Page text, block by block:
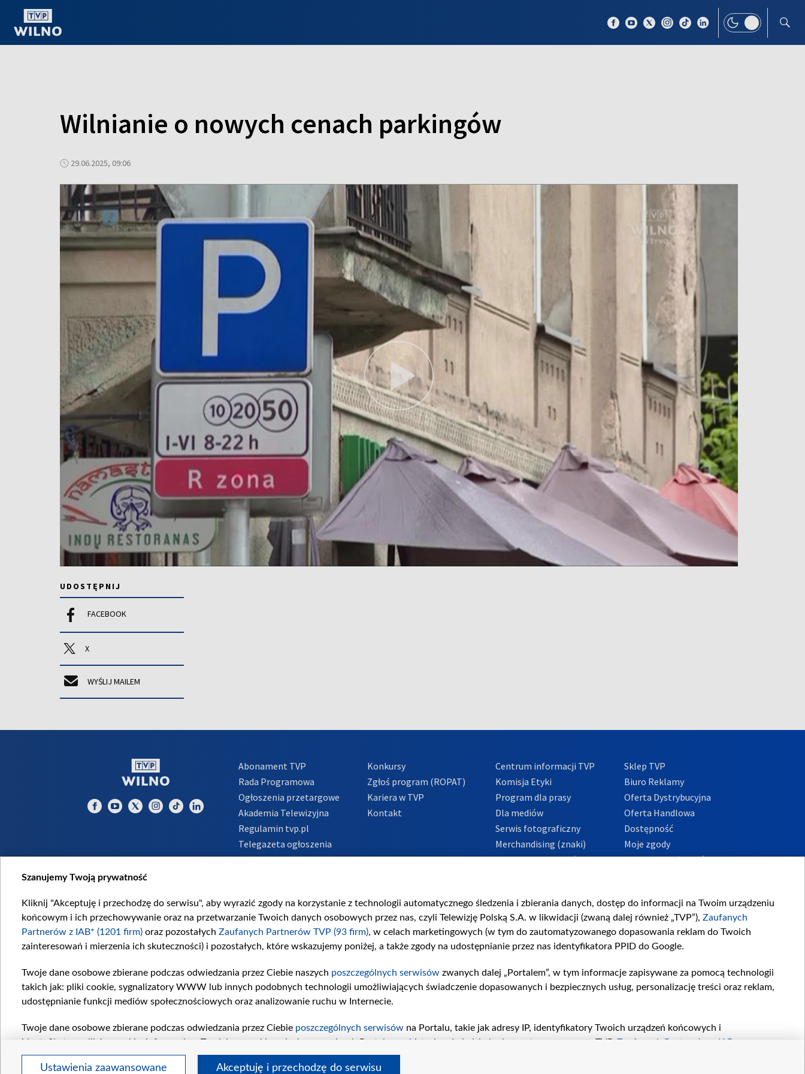
Wilnianie o nowych cenach parkingów
29.06.2025, 09:06
UDOSTĘPNIJ
FACEBOOK
X
WYŚLIJ MAILEM
Abonament TVP
Rada Programowa
Ogłoszenia przetargowe
Akademia Telewizyjna
Regulamin tvp.pl
Telegazeta ogłoszenia
Informacje o nadawcy
Konkursy
Zgłoś program (ROPAT)
Kariera w TVP
Kontakt
Centrum informacji TVP
Komisja Etyki
Program dla prasy
Dla mediów
Serwis fotograficzny
Merchandising (znaki)
Polityka Prywatności
Sklep TVP
Biuro Reklamy
Oferta Dystrybucyjna
Oferta Handlowa
Dostępność
Moje zgody
Procedura zgłoszeń
Szanujemy Twoją prywatność
Kliknij "Akceptuję i przechodzę do serwisu", aby wyrazić zgody na korzystanie z technologii automatycznego śledzenia i zbierania danych, dostęp do informacji na Twoim urządzeniu
końcowym i ich przechowywanie oraz na przetwarzanie Twoich danych osobowych przez nas, czyli Telewizję Polską S.A. w likwidacji (zwaną dalej również „TVP”), Zaufanych
Partnerów z IAB* (1201 firm) oraz pozostałych Zaufanych Partnerów TVP (93 firm), w celach marketingowych (w tym do zautomatyzowanego dopasowania reklam do Twoich
zainteresowań i mierzenia ich skuteczności) i pozostałych, które wskazujemy poniżej, a także zgody na udostępnianie przez nas identyfikatora PPID do Google.
Twoje dane osobowe zbierane podczas odwiedzania przez Ciebie naszych poszczególnych serwisów zwanych dalej „Portalem”, w tym informacje zapisywane za pomocą technologii
takich jak: pliki cookie, sygnalizatory WWW lub innych podobnych technologii umożliwiających świadczenie dopasowanych i bezpiecznych usług, personalizację treści oraz reklam,
udostępnianie funkcji mediów społecznościowych oraz analizowanie ruchu w Internecie.
Twoje dane osobowe zbierane podczas odwiedzania przez Ciebie poszczególnych serwisów na Portalu, takie jak adresy IP, identyfikatory Twoich urządzeń końcowych i
identyfikatory plików cookie, informacje o Twoich wyszukiwaniach w serwisach Portalu czy historia odwiedzin będą przetwarzane przez TVP, Zaufanych Partnerów z IAB
pozostałychZaufanych Partnerów TVP
dla realizacji następujących celów i funkcji: przechowywania informacji na urządzeniu lub dostęp do nich, wyboru podstawowych reklam,
wyboru spersonalizowanych reklam, tworzenia profilu spersonalizowanych reklam, tworzenia profilu spersonalizowanych treści, wyboru spersonalizowanych treści, pomiaru
Ustawienia zaawansowane Akceptuję i przechodzę do serwisu